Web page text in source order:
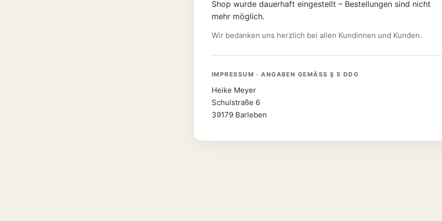
Shop wurde dauerhaft eingestellt – Bestellungen sind nicht
mehr möglich.
Wir bedanken uns herzlich bei allen Kundinnen und Kunden.
IMPRESSUM · ANGABEN GEMÄSS § 5 DDG
Heike Meyer
Schulstraße 6
39179 Barleben